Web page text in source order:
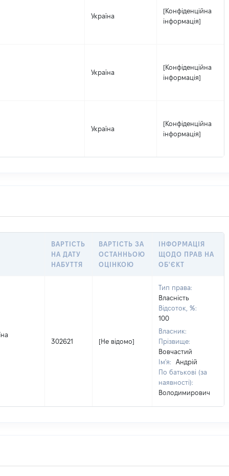
Україна
[Конфіденційна
інформація]
Україна
[Конфіденційна
інформація]
Україна
[Конфіденційна
інформація]
ВАРТІСТЬ
НА ДАТУ
НАБУТТЯ
ВАРТІСТЬ ЗА
ОСТАННЬОЮ
ОЦІНКОЮ
ІНФОРМАЦІЯ
ЩОДО ПРАВ НА
ОБ'ЄКТ
302621 [Не відомо]
Тип права:
Власність
Відсоток, %:
100
Власник:
Прізвище:
Вовчастий
Ім'я:
Андрій
По батькові (за
наявності):
Володимирович